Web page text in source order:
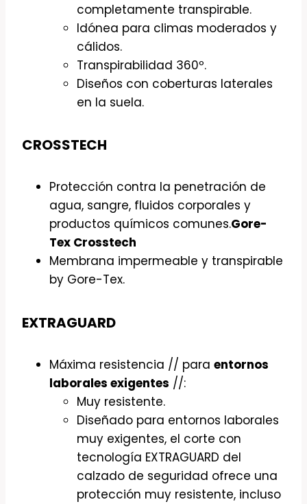
completamente transpirable.
Idónea para climas moderados y
cálidos.
Transpirabilidad 360º.
Diseños con coberturas laterales
en la suela.
CROSSTECH
Protección contra la penetración de
agua, sangre, fluidos corporales y
productos químicos comunes.Gore-
Tex Crosstech
Membrana impermeable y transpirable
by Gore-Tex.
EXTRAGUARD
Máxima resistencia // para entornos
laborales exigentes //:
Muy resistente.
Diseñado para entornos laborales
muy exigentes, el corte con
tecnología EXTRAGUARD del
calzado de seguridad ofrece una
protección muy resistente, incluso